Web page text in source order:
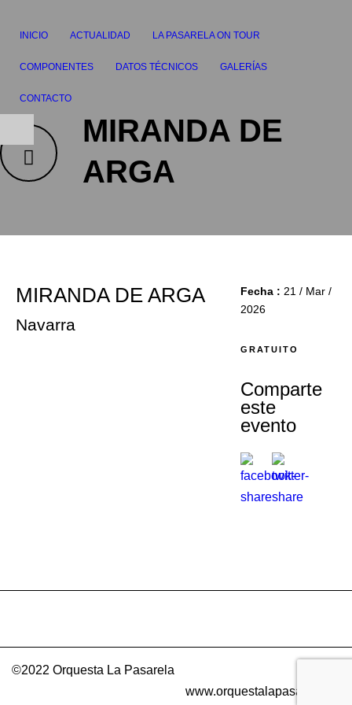
INICIO ACTUALIDAD LA PASARELA ON TOUR
COMPONENTES DATOS TÉCNICOS GALERÍAS
CONTACTO
MIRANDA DE
ARGA
Fecha : 21 / Mar /
2026
GRATUITO
Comparte
este
evento
MIRANDA DE ARGA
Navarra
©2022 Orquesta La Pasarela
www.orquestalapasarela.es